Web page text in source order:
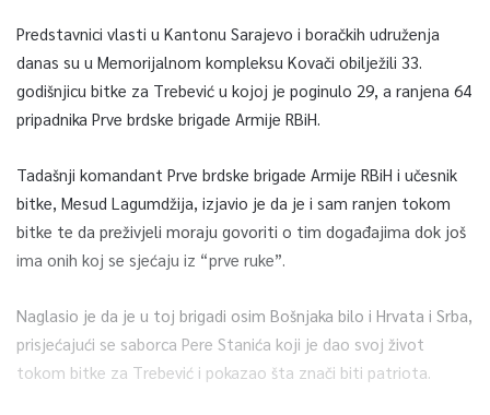
Predstavnici vlasti u Kantonu Sarajevo i boračkih udruženja
danas su u Memorijalnom kompleksu Kovači obilježili 33.
godišnjicu bitke za Trebević u kojoj je poginulo 29, a ranjena 64
pripadnika Prve brdske brigade Armije RBiH.
Tadašnji komandant Prve brdske brigade Armije RBiH i učesnik
bitke, Mesud Lagumdžija, izjavio je da je i sam ranjen tokom
bitke te da preživjeli moraju govoriti o tim događajima dok još
ima onih koj se sjećaju iz “prve ruke”.
Naglasio je da je u toj brigadi osim Bošnjaka bilo i Hrvata i Srba,
prisjećajući se saborca Pere Stanića koji je dao svoj život
tokom bitke za Trebević i pokazao šta znači biti patriota.